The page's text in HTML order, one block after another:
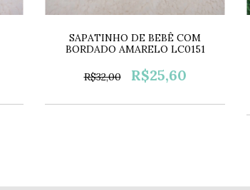
SAPATINHO DE BEBÊ COM
BORDADO AMARELO LC0151
R$32,00 R$25,60